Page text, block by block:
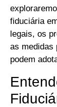
fiduciária
legais, os
as medidas
podem